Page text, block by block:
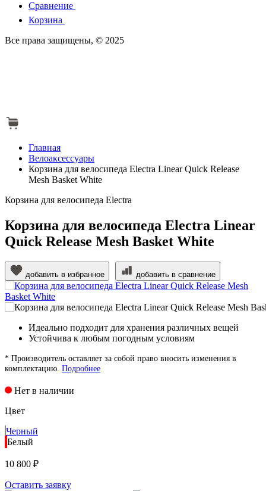
Сравнение
Корзина
Все права защищены, © 2025
Главная
Велоаксессуары
Корзина для велосипеда Electra Linear Quick Release
Mesh Basket White
Корзина для велосипеда Electra
Корзина для велосипеда Electra Linear
Quick Release Mesh Basket White
добавить в избранное добавить в сравнение
Идеально подходит для хранения различных вещей
Устойчива к любым погодным условиям
* Производитель оставляет за собой право вносить изменения в
комплектацию. Подробнее
Нет в наличии
Цвет
Черный
Белый
10 800 ₽
Оставить заявку